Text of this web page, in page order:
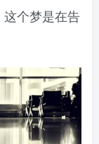
个梦是在告